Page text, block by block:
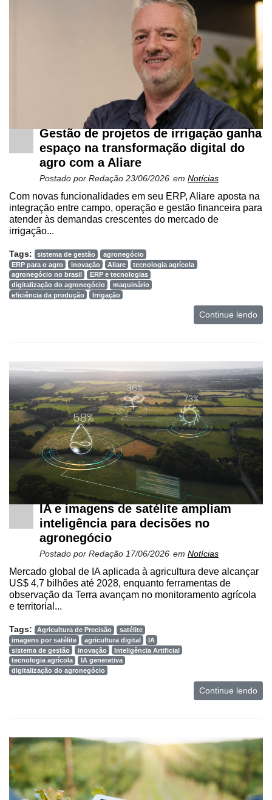
Cadastre-
se
Minha
conta
Notícias
Destaque
Troca
de
Cadeira
Agenda
Agricultura
Robótica
Conectividade
Dados
Gestão de projetos de irrigação ganha
espaço na transformação digital do
agro com a Aliare
Postado por Redação 23/06/2026 em Notícias
Com novas funcionalidades em seu ERP, Aliare aposta na
integração entre campo, operação e gestão financeira para
atender às demandas crescentes do mercado de
irrigação...
Tags: sistema de gestão
agronegócio
ERP para o agro
inovação Aliare
tecnologia agrícola
agronegócio no brasil
ERP e tecnologias
digitalização do agronegócio
maquinário
eficiência da produção
Irrigação
Continue lendo
IA e imagens de satélite ampliam
inteligência para decisões no
agronegócio
Postado por Redação 17/06/2026 em Notícias
Mercado global de IA aplicada à agricultura deve alcançar
US$ 4,7 bilhões até 2028, enquanto ferramentas de
observação da Terra avançam no monitoramento agrícola
e territorial...
Tags: Agricultura de Precisão
satélite
imagens por satélite
agricultura digital
IA
sistema de gestão
inovação
Inteligência Artificial
tecnologia agrícola
IA generativa
digitalização do agronegócio
Continue lendo